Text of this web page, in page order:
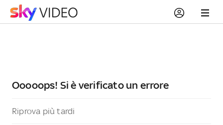
Ooooops! Si è verificato un errore
Riprova più tardi